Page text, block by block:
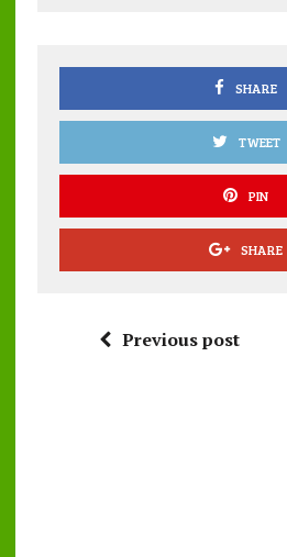
k p SHARE
TWEET
PIN
SHARE
Previous post